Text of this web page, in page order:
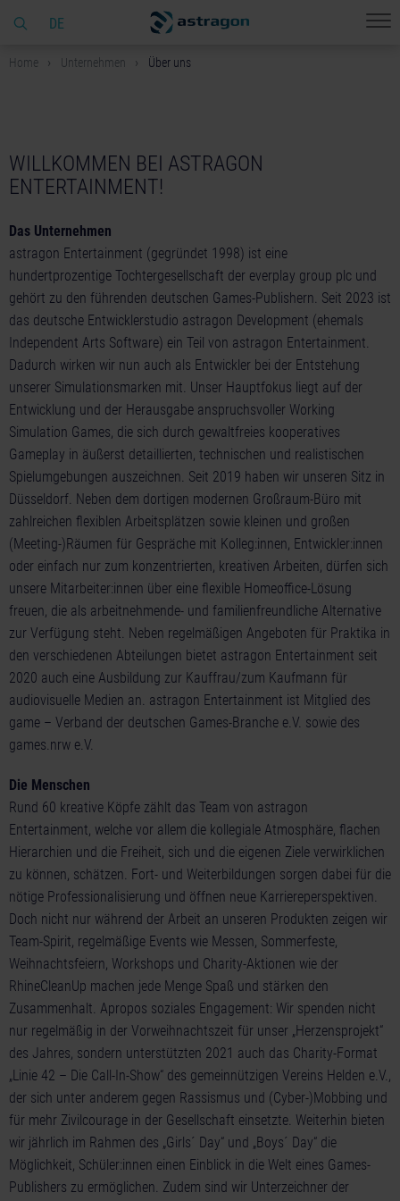
DE
Home Unternehmen Über uns
WILLKOMMEN BEI ASTRAGON
ENTERTAINMENT!
Das Unternehmen
astragon Entertainment (gegründet 1998) ist eine
hundertprozentige Tochtergesellschaft der everplay group plc und
gehört zu den führenden deutschen Games-Publishern. Seit 2023 ist
das deutsche Entwicklerstudio astragon Development (ehemals
Independent Arts Software) ein Teil von astragon Entertainment.
Dadurch wirken wir nun auch als Entwickler bei der Entstehung
unserer Simulationsmarken mit. Unser Hauptfokus liegt auf der
Entwicklung und der Herausgabe anspruchsvoller Working
Simulation Games, die sich durch gewaltfreies kooperatives
Gameplay in äußerst detaillierten, technischen und realistischen
Spielumgebungen auszeichnen. Seit 2019 haben wir unseren Sitz in
Düsseldorf. Neben dem dortigen modernen Großraum-Büro mit
zahlreichen flexiblen Arbeitsplätzen sowie kleinen und großen
(Meeting-)Räumen für Gespräche mit Kolleg:innen, Entwickler:innen
oder einfach nur zum konzentrierten, kreativen Arbeiten, dürfen sich
unsere Mitarbeiter:innen über eine flexible Homeoffice-Lösung
freuen, die als arbeitnehmende- und familienfreundliche Alternative
zur Verfügung steht. Neben regelmäßigen Angeboten für Praktika in
den verschiedenen Abteilungen bietet astragon Entertainment seit
2020 auch eine Ausbildung zur Kauffrau/zum Kaufmann für
audiovisuelle Medien an. astragon Entertainment ist Mitglied des
game – Verband der deutschen Games-Branche e.V. sowie des
games.nrw e.V.
Die Menschen
Rund 60 kreative Köpfe zählt das Team von astragon
Entertainment, welche vor allem die kollegiale Atmosphäre, flachen
Hierarchien und die Freiheit, sich und die eigenen Ziele verwirklichen
zu können, schätzen. Fort- und Weiterbildungen sorgen dabei für die
nötige Professionalisierung und öffnen neue Karriereperspektiven.
Doch nicht nur während der Arbeit an unseren Produkten zeigen wir
Team-Spirit, regelmäßige Events wie Messen, Sommerfeste,
Weihnachtsfeiern, Workshops und Charity-Aktionen wie der
RhineCleanUp machen jede Menge Spaß und stärken den
Zusammenhalt. Apropos soziales Engagement: Wir spenden nicht
nur regelmäßig in der Vorweihnachtszeit für unser „Herzensprojekt“
des Jahres, sondern unterstützten 2021 auch das Charity-Format
„Linie 42 – Die Call-In-Show“ des gemeinnützigen Vereins Helden e.V.,
der sich unter anderem gegen Rassismus und (Cyber-)Mobbing und
für mehr Zivilcourage in der Gesellschaft einsetzte. Weiterhin bieten
wir jährlich im Rahmen des „Girls´ Day“ und „Boys´ Day“ die
Möglichkeit, Schüler:innen einen Einblick in die Welt eines Games-
Publishers zu ermöglichen. Zudem sind wir Unterzeichner der